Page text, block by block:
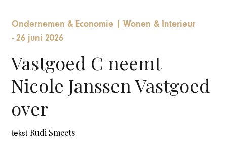
Ondernemen & Economie
Wonen & Interieur
-26 juni 2026
Vastgoed C neemt
Nicole Janssen Vastgoed
over
tekstRudi Smeets